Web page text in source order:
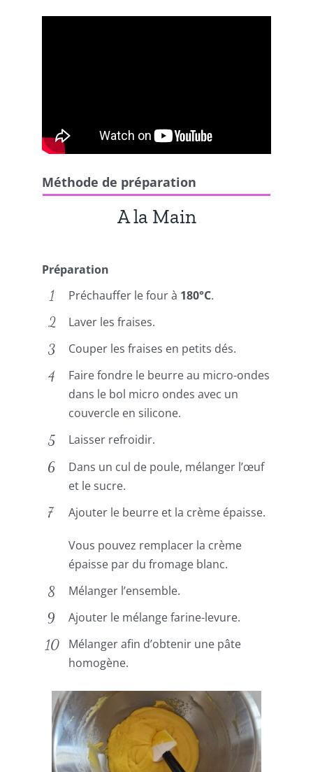
Méthode de préparation
A la Main
Préparation
Préchauffer le four à 180°C.
Laver les fraises.
Couper les fraises en petits dés.
Faire fondre le beurre au micro-ondes
dans le bol micro ondes avec un
couvercle en silicone.
Laisser refroidir.
Dans un cul de poule, mélanger l’œuf
et le sucre.
Ajouter le beurre et la crème épaisse.
Vous pouvez remplacer la crème
épaisse par du fromage blanc.
Mélanger l’ensemble.
Ajouter le mélange farine-levure.
Mélanger afin d’obtenir une pâte
homogène.